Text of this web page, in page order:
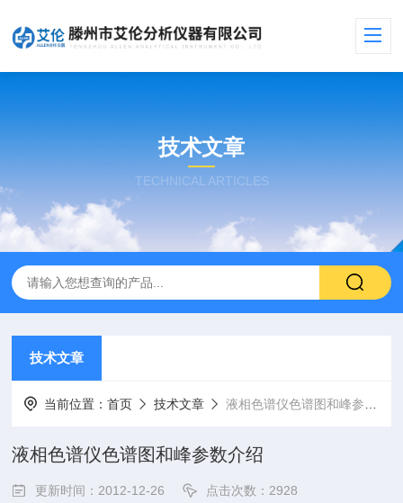
技术文章
TECHNICAL ARTICLES
技术文章
当前位置：首页 技术文章 液相色谱仪色谱图和峰参数介绍
液相色谱仪色谱图和峰参数介绍
更新时间：2012-12-26 点击次数：2928